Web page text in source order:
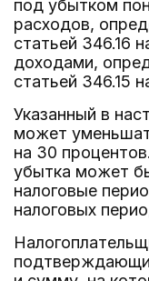
под убытком
расходов,
статьей 346.16
доходами,
статьей 346.15
Указанный в
может
на 30
убытка может
налоговые
налоговых